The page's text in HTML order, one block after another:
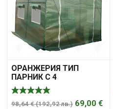
ОРАНЖЕРИЯ ТИП
ПАРНИК С 4
ПРОЗОРЕЦА И 1 ВРАТА
2.0*2.0*2.0m. К-КТ
98,64€ (192,92лв.) 69,00 €